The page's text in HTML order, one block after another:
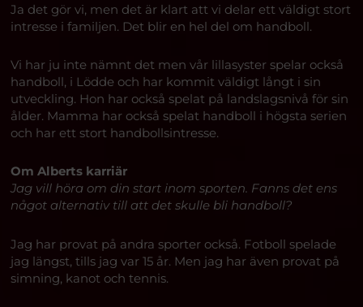
Ja det gör vi, men det är klart att vi delar ett väldigt stort
intresse i familjen. Det blir en hel del om handboll.
Vi har ju inte nämnt det men vår lillasyster spelar också
handboll, i Lödde och har kommit väldigt långt i sin
utveckling. Hon har också spelat på landslagsnivå för sin
ålder. Mamma har också spelat handboll i högsta serien
och har ett stort handbollsintresse.
Om Alberts karriär
Jag vill höra om din start inom sporten. Fanns det ens
något alternativ till att det skulle bli handboll?
Jag har provat på andra sporter också. Fotboll spelade
jag längst, tills jag var 15 år. Men jag har även provat på
simning, kanot och tennis.